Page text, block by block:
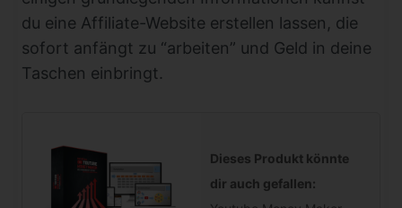
du eine Affiliate-Website erstellen lassen, die
sofort anfängt zu “arbeiten” und Geld in deine
Taschen einbringt.
Dieses Produkt könnte
dir auch gefallen: